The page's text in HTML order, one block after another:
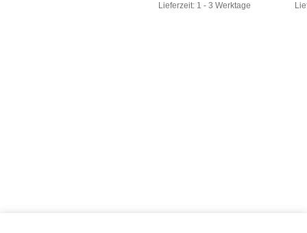
Lieferzeit: 1 - 3 Werktage